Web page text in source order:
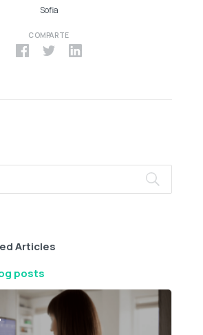
Sofia
COMPARTE
Articles
posts